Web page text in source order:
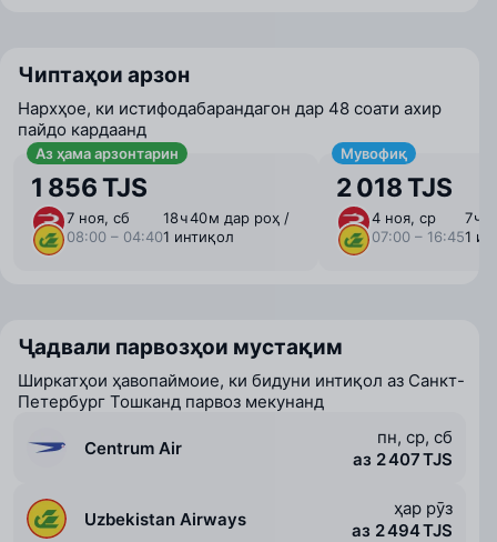
Чиптаҳои арзон
Нархҳое, ки истифодабарандагон дар 48 соати ахир
пайдо кардаанд
Аз ҳама арзонтарин
1 856 TJS
7 ноя, сб
08:00 – 04:40
18 ⁠ч 40 ⁠м дар роҳ /
1 интиқол
Мувофиқ
2 018 TJS
4 ноя, ср
07:00 – 16:45
7 ⁠ч
1
Ҷадвали парвозҳои мустақим
Ширкатҳои ҳавопаймоие, ки бидуни интиқол аз Санкт-
Петербург Тошканд парвоз мекунанд
Centrum Air
пн, ср, сб
аз 2 407 TJS
Uzbekistan Airways
ҳар рӯз
аз 2 494 TJS